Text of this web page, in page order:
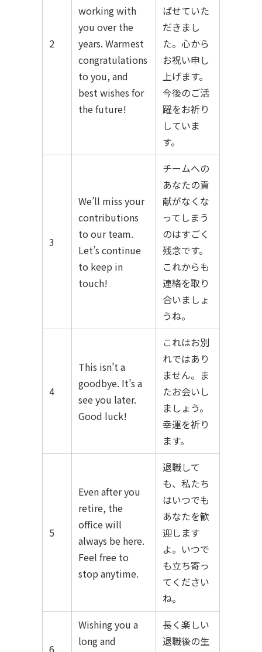
2
working with
you over the
years. Warmest
congratulations
to you, and
best wishes for
the future!
ばせていた
だきまし
た。心から
お祝い申し
上げます。
今後のご活
躍をお祈り
していま
す。
3
We’ll miss your
contributions
to our team.
Let’s continue
to keep in
touch!
チームへの
あなたの貢
献がなくな
ってしまう
のはすごく
残念です。
これからも
連絡を取り
合いましょ
うね。
4
This isn’t a
goodbye. It’s a
see you later.
Good luck!
これはお別
れではあり
ません。ま
たお会いし
ましょう。
幸運を祈り
ます。
5
Even after you
retire, the
office will
always be here.
Feel free to
stop anytime.
退職して
も、私たち
はいつでも
あなたを歓
迎します
よ。いつで
も立ち寄っ
てください
ね。
6
Wishing you a
long and
長く楽しい
退職後の生